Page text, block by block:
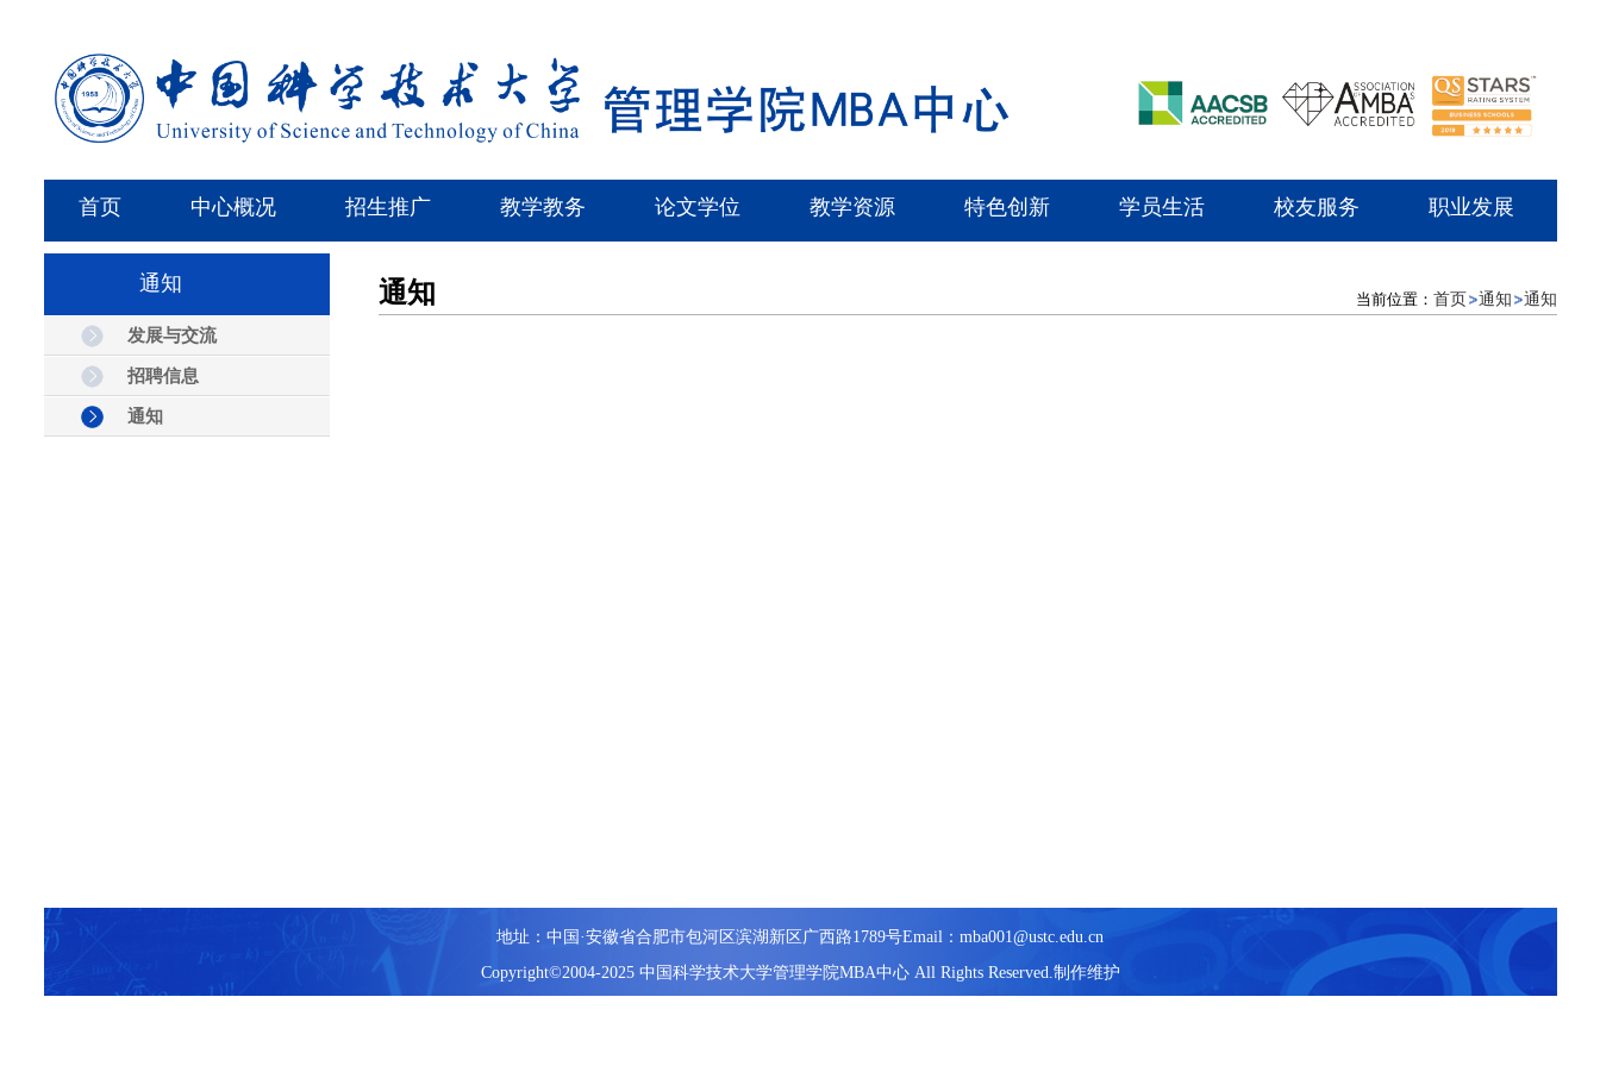
首页 中心概况 招生推广 教学教务 论文学位 教学资源 特色创新 学员生活 校友服务 职业发展
通知
发展与交流
招聘信息
通知
通知 当前位置： 首页 通知 通知
地址：中国·安徽省合肥市包河区滨湖新区广西路1789号Email：mba001@ustc.edu.cn
Copyright©2004-2025 中国科学技术大学管理学院MBA中心 All Rights Reserved.制作维护